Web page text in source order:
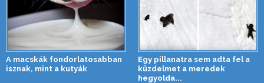
A macskák fondorlatosabban
isznak, mint a kutyák
Egy pillanatra sem adta fel a
küzdelmet a meredek
hegyolda...